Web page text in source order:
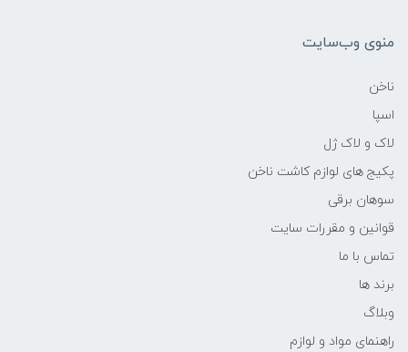
منوی وب‌سایت
ناخن
اسپا
لاک و لاک ژل
پکیج های لوازم کاشت ناخن
سوهان برقی
قوانین و مقررات سایت
تماس با ما
برند ها
وبلاگ
راهنمای مواد و لوازم